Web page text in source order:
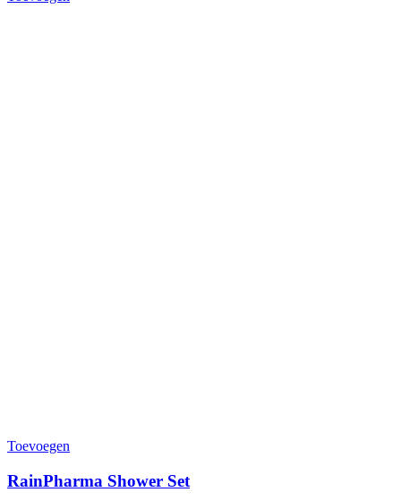
Toevoegen
RainPharma Shower Set